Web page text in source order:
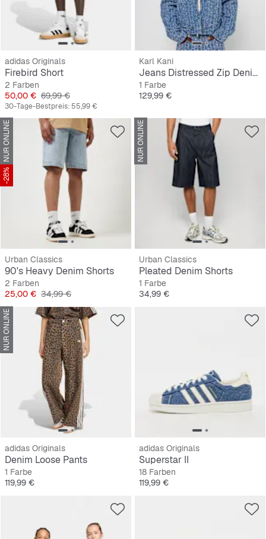
adidas Originals
Firebird Short
2 Farben
Preis
50,00 € Originalpreis
69,99 €
30-Tage-Bestpreis: 55,99 €
Karl Kani
Jeans Distressed Zip Denim Jacket
1 Farbe
Preis
129,99 €
NUR ONLINE
-28%
Urban Classics
90's Heavy Denim Shorts
2 Farben
Preis
25,00 € Originalpreis
34,99 €
NUR ONLINE
Urban Classics
Pleated Denim Shorts
1 Farbe
Preis
34,99 €
NUR ONLINE
adidas Originals
Denim Loose Pants
1 Farbe
Preis
119,99 €
adidas Originals
Superstar II
18 Farben
Preis
119,99 €